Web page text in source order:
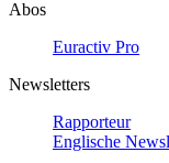
Abos
Euractiv Pro
Newsletters
Rapporteur
Englische